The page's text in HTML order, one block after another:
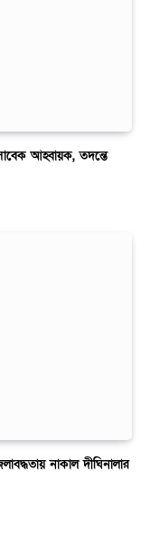
আহ্বায়ক, তদন্তে
নাকাল দীঘিনালার